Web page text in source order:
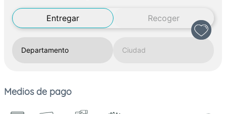
Entregar Recoger
Medios de pago